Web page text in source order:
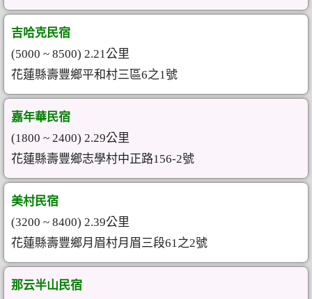
吉哈克民宿
(5000 ~ 8500) 2.21公里
花蓮縣壽豐鄉平和村三區6之1號
嘉年華民宿
(1800 ~ 2400) 2.29公里
花蓮縣壽豐鄉志學村中正路156-2號
美村民宿
(3200 ~ 8400) 2.39公里
花蓮縣壽豐鄉月眉村月眉三段61之2號
那云半山民宿